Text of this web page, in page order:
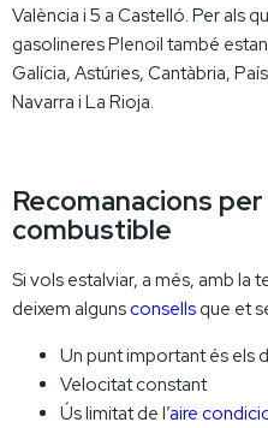
València i 5 a Castelló. Per als
gasolineres Plenoil també
Galícia, Astúries, Cantàbria,
Navarra i La Rioja.
Recomanacions
combustible
Si vols estalviar, a més, amb la
deixem alguns consells que et
Un punt important és els
Velocitat constant
Ús limitat de l’aire